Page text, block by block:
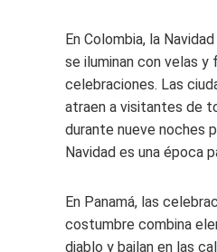
En Colombia, la
se iluminan con velas y
celebraciones. Las
atraen a visitantes de
durante nueve noches
Navidad es una época
En Panamá, las
costumbre combina
diablo y bailan en las